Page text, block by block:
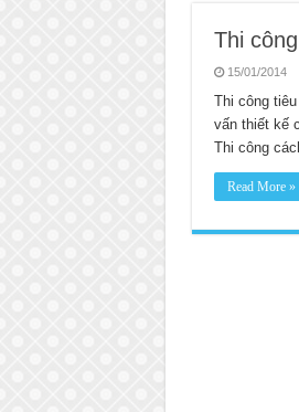
Thi
15/01/2014
Thi công
vấn thiết kế
Thi công
Read More »